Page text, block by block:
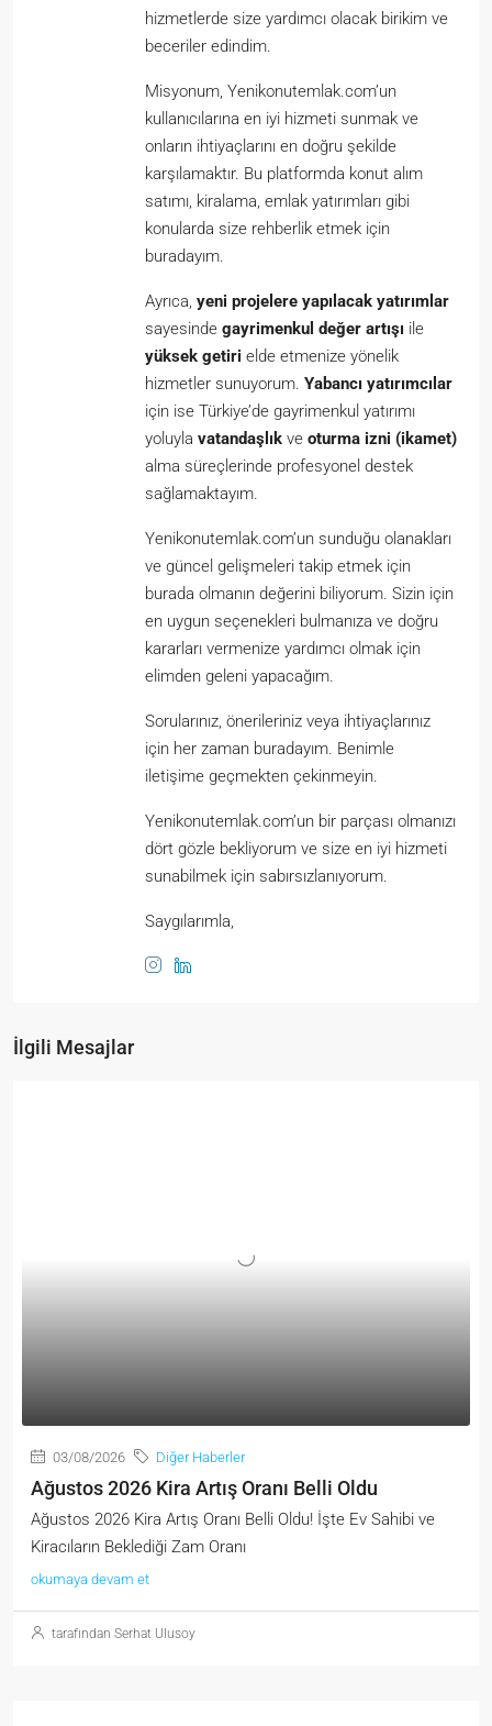
hizmetlerde size yardımcı olacak birikim ve
beceriler edindim.
Misyonum, Yenikonutemlak.com’un
kullanıcılarına en iyi hizmeti sunmak ve
onların ihtiyaçlarını en doğru şekilde
karşılamaktır. Bu platformda konut alım
satımı, kiralama, emlak yatırımları gibi
konularda size rehberlik etmek için
buradayım.
Ayrıca, yeni projelere yapılacak yatırımlar
sayesinde gayrimenkul değer artışı ile
yüksek getiri elde etmenize yönelik
hizmetler sunuyorum. Yabancı yatırımcılar
için ise Türkiye’de gayrimenkul yatırımı
yoluyla vatandaşlık ve oturma izni (ikamet)
alma süreçlerinde profesyonel destek
sağlamaktayım.
Yenikonutemlak.com’un sunduğu olanakları
ve güncel gelişmeleri takip etmek için
burada olmanın değerini biliyorum. Sizin için
en uygun seçenekleri bulmanıza ve doğru
kararları vermenize yardımcı olmak için
elimden geleni yapacağım.
Sorularınız, önerileriniz veya ihtiyaçlarınız
için her zaman buradayım. Benimle
iletişime geçmekten çekinmeyin.
Yenikonutemlak.com’un bir parçası olmanızı
dört gözle bekliyorum ve size en iyi hizmeti
sunabilmek için sabırsızlanıyorum.
Saygılarımla,
İlgili Mesajlar
03/08/2026 Diğer Haberler
Ağustos 2026 Kira Artış Oranı Belli Oldu
Ağustos 2026 Kira Artış Oranı Belli Oldu! İşte Ev Sahibi ve
Kiracıların Beklediği Zam Oranı
okumaya devam et
tarafından Serhat Ulusoy